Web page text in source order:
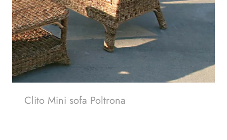
Clito Mini sofa Poltrona